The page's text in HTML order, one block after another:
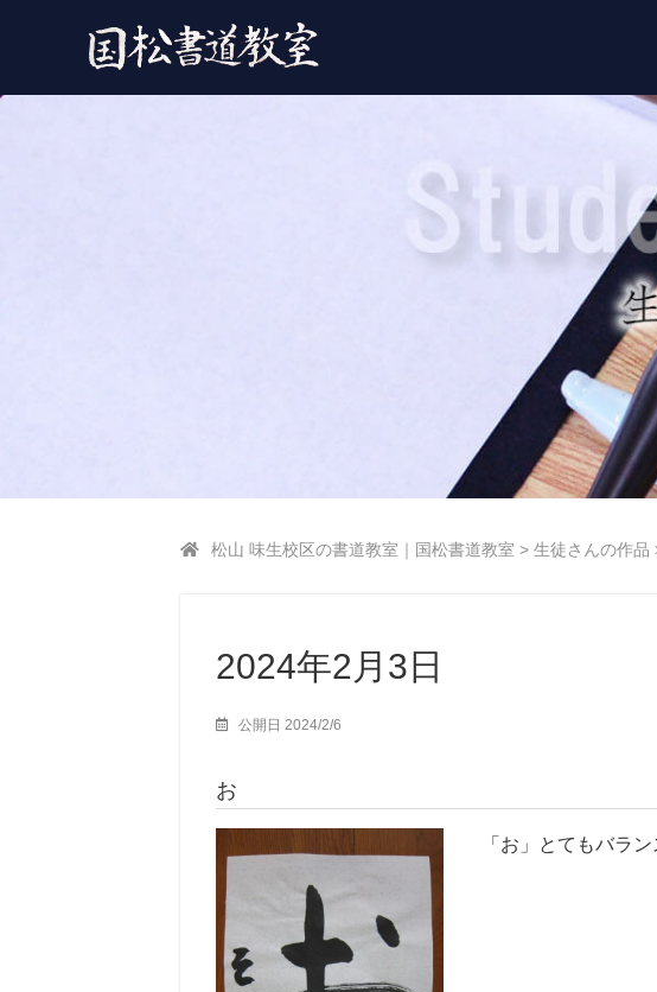
松山 味生校区の書道教室｜国松書道教室 > 生徒さんの作品
2024年2月3日
公開日 2024/2/6
お
「お」とてもバラ